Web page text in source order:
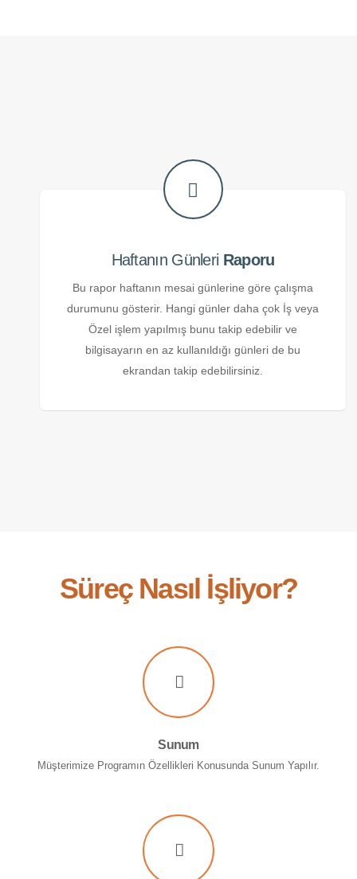
Haftanın GünleriRaporu
Bu rapor haftanın mesai günlerine göre çalışma
durumunu gösterir. Hangi günler daha çok İş veya
Özel işlem yapılmış bunu takip edebilir ve
bilgisayarın en az kullanıldığı günleri de bu
ekrandan takip edebilirsiniz.
Süreç Nasıl İşliyor?
Sunum
Müşterimize Programın Özellikleri Konusunda Sunum Yapılır.